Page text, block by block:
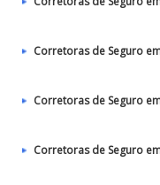
Corretoras de Seguro
Corretoras de Seguro
Corretoras de Seguro